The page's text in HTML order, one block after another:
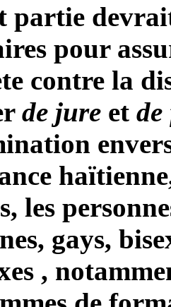
partie
pour
contre la
de jure et de
les
gays,
,